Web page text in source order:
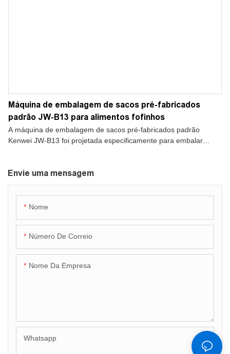
Envie uma mensagem
Nome
Número De Correio
Nome Da Empresa
Whatsapp
Máquina de embalagem de sacos pré-fabricados
padrão JW-B13 para alimentos fofinhos
A máquina de embalagem de sacos pré-fabricados padrão
Kenwei JW-B13 foi projetada especificamente para embalar